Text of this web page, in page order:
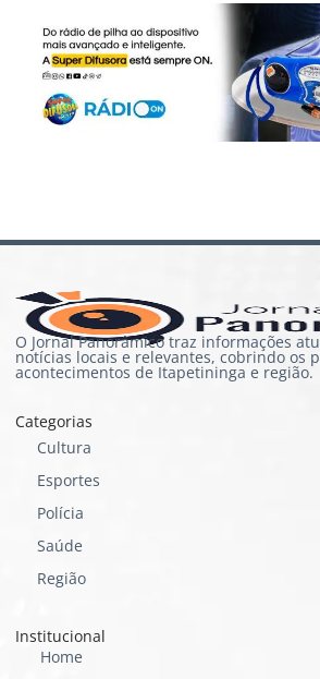
O Jornal Panorâmico traz informações
notícias locais e relevantes, cobrindo os
acontecimentos de Itapetininga e região.
Categorias
Cultura
Esportes
Polícia
Saúde
Região
Institucional
Home